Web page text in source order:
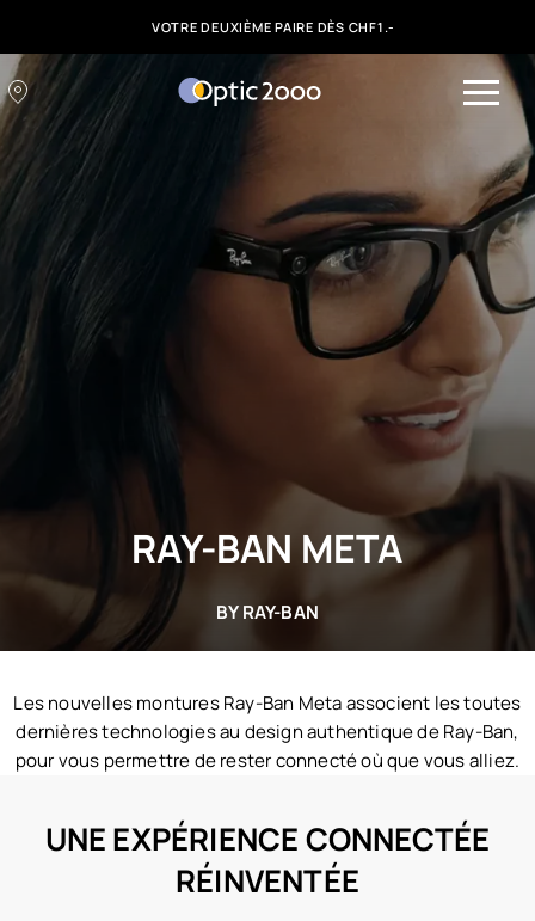
VOTRE DEUXIÈME PAIRE DÈS CHF1.-
RAY-BAN META
BY RAY-BAN
Les nouvelles montures Ray-Ban Meta associent les toutes
dernières technologies au design authentique de Ray-Ban,
pour vous permettre de rester connecté où que vous alliez.
UNE EXPÉRIENCE CONNECTÉE
RÉINVENTÉE